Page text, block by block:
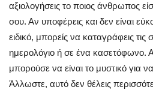
αξιολογήσεις το ποιος άνθρωπος
σου. Αν υποφέρεις και δεν είναι
ειδικό, μπορείς να καταγράφεις τις
ημερολόγιο ή σε ένα κασετόφωνο.
μπορούσε να είναι το μυστικό για
Άλλωστε, αυτό δεν θέλεις